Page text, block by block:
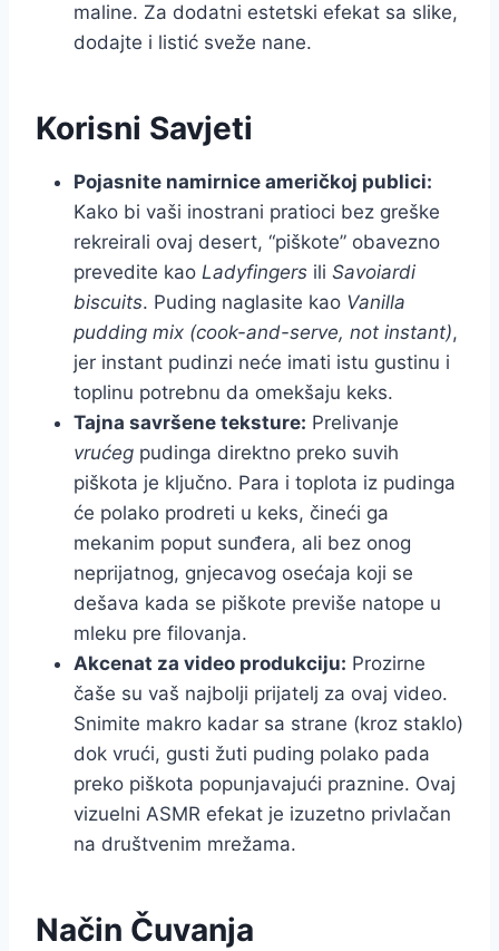
maline. Za dodatni estetski efekat sa slike,
dodajte i listić sveže nane.
Korisni Savjeti
Pojasnite namirnice američkoj publici:
Kako bi vaši inostrani pratioci bez greške
rekreirali ovaj desert, “piškote” obavezno
prevedite kao Ladyfingers ili Savoiardi
biscuits. Puding naglasite kao Vanilla
pudding mix (cook-and-serve, not instant),
jer instant pudinzi neće imati istu gustinu i
toplinu potrebnu da omekšaju keks.
Tajna savršene teksture: Prelivanje
vrućeg pudinga direktno preko suvih
piškota je ključno. Para i toplota iz pudinga
će polako prodreti u keks, čineći ga
mekanim poput sunđera, ali bez onog
neprijatnog, gnjecavog osećaja koji se
dešava kada se piškote previše natope u
mleku pre filovanja.
Akcenat za video produkciju: Prozirne
čaše su vaš najbolji prijatelj za ovaj video.
Snimite makro kadar sa strane (kroz staklo)
dok vrući, gusti žuti puding polako pada
preko piškota popunjavajući praznine. Ovaj
vizuelni ASMR efekat je izuzetno privlačan
na društvenim mrežama.
Način Čuvanja